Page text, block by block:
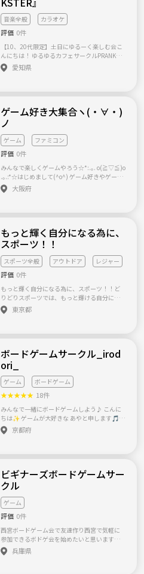
ルスペース 【募集メンバーについて】 ・ボー
ドゲームが好きな方 （興味がある方でもオッ
ケー） ・学生もオッケーです(^^)/ ・友人とご
一緒に参加していただいても構いません(その
好きなボードゲームorやってみたいボードゲー
ム ３．応募理由 ４．お休みの曜日 をお願い致
します！ ※「興味あります!」や「入りたいで
加者様のご意思でライングループに参加(正式
参加)するかご判断いただきます！ 主催者が持
っているボードゲーム アルハンブラ ito インサ
イダー ウボンゴ お邪魔者 おろかな牛 ガイスタ
ー カタカナーシ カタン カルカソンヌ ゲスクラ
ブ コードネーム コヨーテ ジャストワン スカル
センチュリースパイスロード タイムボム テレ
ストレーション ドメモ ドブル ニムト ハゲタカ
のえじき 犯人は踊る ブロックス ペンギンパー
ティー 宝石の煌き 気になること等ありました
音楽全般 カラオケ
評価 0件
【10、20代限定】土日にゆるーく楽しむ会こ
んにちは！ ゆるゆるカフェサークルPRANKST
ER たいころと申します♪ 大学時代は軽音サー
クルやテニスサークル等の運営をさせていた
で、要望なんでも通りますよ♪笑 もちろん初
サークル大歓迎！！ 概要はゆるーく、最早ダ
ラダラ、、、でも楽しーく土日を過ごそうが
モットーです笑 メインはカフェ巡りです。 そ
こからの、景観巡り、バーベキュー、スノボ
ビリヤード、ダーツ、カラオケなどなど メン
バーで次これやろかーってのをやってくスタ
イルです！ まずは気軽にメッセージでご連絡
いただければと思います♪ その後、LINEのグ
ループでやり取りさせていただきます！ 10月
考えております。 まだまだ募集中ですので、
ご連絡お待ちしております♪
愛知県
ゲーム好き大集合ヽ(・∀・)
ノ
ゲーム ファミコン
評価 0件
みんなで楽しくゲームやろう☆*:.｡. o(≧▽≦)o
.｡.:*☆はじめまして(^o^) ゲーム好きやゲーム
で遊べる友達欲しい方あつまれ〜(๑˃̵ᴗ˂̵) 男女
関係なくワイワイ楽しくお菓子やお酒などを
す^_^ 64世代という方や違う世代の方もどし
どしメッセージください(^^) ゲーム会以外
に、一緒に飲んで遊んでスポーツしませんか(
^ω^ )？ ♫スポーツ(バスケ、バレー、テニ
ス、バドミントンなど) ♫飲み会(大阪以外の
人めっちゃ集まります♬もちろん大阪の方も
います( ^ω^ )) ♫たこパ ♫マリオ系、FPS、ス
ポーツ系などやりたいゲームや好きなゲー
ム、昔やっていたゲームなどを一緒にメッセ
ージにくださーい(´∀｀*) 気になった人、友
大阪府
もっと輝く自分になる為に、
スポーツ！！
スポーツ全般 アウトドア レジャー
評価 0件
もっと輝く自分になる為に、スポーツ！！ど
りどりスポーツでは、もっと輝ける自分にな
ろうをモットーに！全国各地でスポーツを行
いたいと思います♪ 今現在は、スキー・スノ
ポーツを行って行きたいと思いますので、是
非ともご提案を宜しくお願い致します。m(__)
m ★☆★☆★☆★☆★☆★☆★☆★☆★☆★
☆★ どりどりスポーツ HP: http://www.dori-d
ori.jp/sports/index.php ☆★☆★☆★☆★☆
★☆★☆★☆★☆★☆★☆
東京都
ボードゲームサークル_irod
ori_
ゲーム ボードゲーム
★★★★★ 18件
みんなで一緒にボードゲームしよう♪ こんに
ちは✨ ゲームが大好きな あやと申します🎵
【ボードゲームサークル＿irodori_】は月に1
回集まってボードゲームなどでわんちゃか楽
かげさまで8周年を迎えようとしています！ 本
当に皆様には感謝してもしきれないくらいで
す✨ ありがとうございます💓💓 人数は日に
よって様々ですが たいてい4名〜10名で集ま
っています✨ これしてみたいあれやってみた
いのお声は 随時取り入れたいと思っています
✨ 率先して声をかけてくださいね！👍
京都府
ビギナーズボードゲームサー
クル
ゲーム
評価 0件
西宮ボードゲーム会で友達作り西宮で気軽に
参加できるボドゲ会を始めたいと思います！
僕が知ってるボドゲ会では 中級者から熟練者
の方がやってる イメージがあったので 初心者
兵庫県